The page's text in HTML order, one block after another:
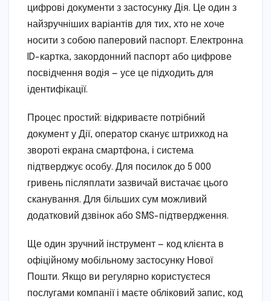
цифрові документи з застосунку Дія. Це один з
найзручніших варіантів для тих, хто не хоче
носити з собою паперовий паспорт. Електронна
ID-картка, закордонний паспорт або цифрове
посвідчення водія — усе це підходить для
ідентифікації.
Процес простий: відкриваєте потрібний
документ у Дії, оператор сканує штрихкод на
звороті екрана смартфона, і система
підтверджує особу. Для посилок до 5 000
гривень післяплати зазвичай вистачає цього
сканування. Для більших сум можливий
додатковий дзвінок або SMS-підтвердження.
Ще один зручний інструмент — код клієнта в
офіційному мобільному застосунку Нової
Пошти. Якщо ви регулярно користуєтеся
послугами компанії і маєте обліковий запис, код